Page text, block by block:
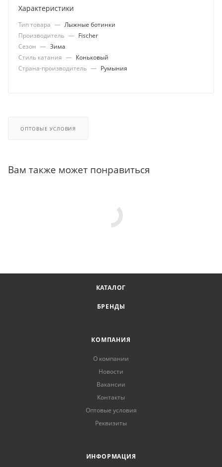
Характеристики
Тип товара — Лыжные ботинки
Производитель — Fischer
Сезон — Зима
Стиль катания — Коньковый
Страна-производитель — Румыния
ОПТОВЫЕ УСЛОВИЯ
Вам также может понравиться
КАТАЛОГ
БРЕНДЫ
КОМПАНИЯ
О компании
Новости
Вакансии
Контакты
Оптовые условия
Реквизиты
ИНФОРМАЦИЯ